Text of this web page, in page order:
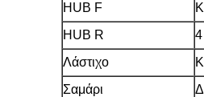
HUB F
HUB R
Λάστιχο
Σαμάρι